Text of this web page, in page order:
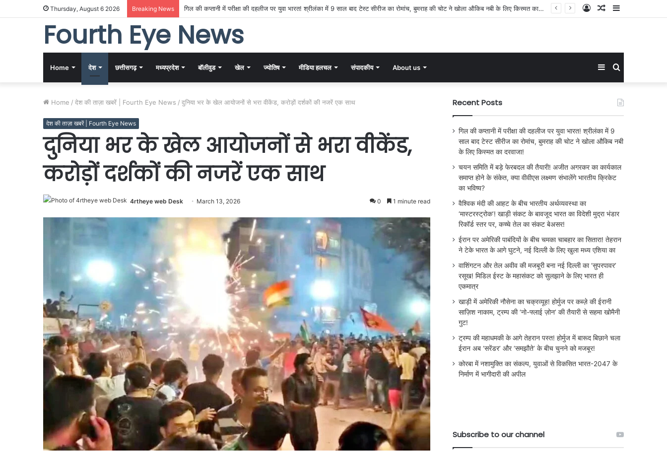
Thursday, August 6 2026 Breaking News चयन समिति में बड़े फेरबदल की तैयारी! अजीत अगरकर का कार्यकाल समाप्त होने के संकेत, क्या वीवीएस लक्ष्मण संभालेंगे भारतीय क्रिकेट का भविष्य? Sidebar
Random
Log
Fourth Eye News
Home देश छत्तीसगढ़ मध्यप्रदेश बॉलीवुड खेल ज्योतिष मीडिया हलचल संपादकीय About us Search
for
Sidebar
Home / देश की ताज़ा खबरें | Fourth Eye News / दुनिया भर के खेल आयोजनों से भरा वीकेंड, करोड़ों दर्शकों की नजरें एक साथ
देश की ताज़ा खबरें | Fourth Eye News
दुनिया भर के खेल आयोजनों से भरा वीकेंड,
करोड़ों दर्शकों की नजरें एक साथ
4rtheye web Desk March 13, 2026 0 1 minute read
Recent Posts
गिल की कप्तानी में परीक्षा की दहलीज पर युवा भारत! श्रीलंका में 9
साल बाद टेस्ट सीरीज का रोमांच, बुमराह की चोट ने खोला औकिब नबी
के लिए किस्मत का दरवाजा!
चयन समिति में बड़े फेरबदल की तैयारी! अजीत अगरकर का कार्यकाल
समाप्त होने के संकेत, क्या वीवीएस लक्ष्मण संभालेंगे भारतीय क्रिकेट
का भविष्य?
वैश्विक मंदी की आहट के बीच भारतीय अर्थव्यवस्था का
‘मास्टरस्ट्रोक’! खाड़ी संकट के बावजूद भारत का विदेशी मुद्रा भंडार
रिकॉर्ड स्तर पर, कच्चे तेल का संकट बेअसर!
ईरान पर अमेरिकी पाबंदियों के बीच चमका चाबहार का सितारा! तेहरान
ने टेके भारत के आगे घुटने, नई दिल्ली के लिए खुला मध्य एशिया का
वाशिंगटन और तेल अवीव की मजबूरी बना नई दिल्ली का ‘सुपरपावर’
रसूख! मिडिल ईस्ट के महासंकट को सुलझाने के लिए भारत ही
एकमात्र
खाड़ी में अमेरिकी नौसेना का चक्रव्यूह! होर्मुज पर कब्ज़े की ईरानी
साज़िश नाकाम, ट्रम्प की ‘नो-फ्लाई ज़ोन’ की तैयारी से सहमा खोमैनी
गुट!
ट्रम्प की महाधमकी के आगे तेहरान पस्त! होर्मुज में बारूद बिछाने चला
ईरान अब ‘सरेंडर’ और ‘समझौते’ के बीच चुनने को मजबूर!
कोरबा में नशामुक्ति का संकल्प, युवाओं से विकसित भारत-2047 के
निर्माण में भागीदारी की अपील
Subscribe to our channel